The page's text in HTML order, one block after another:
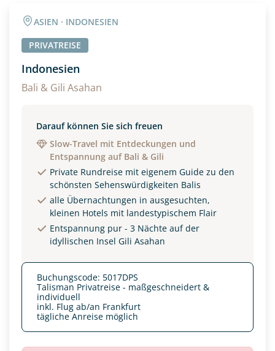
ASIEN · INDONESIEN
PRIVATREISE
Indonesien
Bali & Gili Asahan
Darauf können Sie sich freuen
Slow-Travel mit Entdeckungen und
Entspannung auf Bali & Gili
Private Rundreise mit eigenem Guide zu den
schönsten Sehenswürdigkeiten Balis
alle Übernachtungen in ausgesuchten,
kleinen Hotels mit landestypischem Flair
Entspannung pur - 3 Nächte auf der
idyllischen Insel Gili Asahan
Buchungscode: 5017DPS
Talisman Privatreise - maßgeschneidert &
individuell
inkl. Flug ab/an Frankfurt
tägliche Anreise möglich
Alter
Unterkunft
EZ Familienzimmer
Reisebeginn
Option 2
Weitere Informationen